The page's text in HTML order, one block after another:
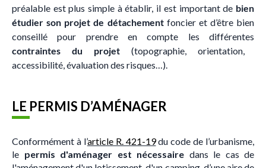
préalable est plus simple à établir, il est important de bien
étudier son projet de détachementfoncier et d’être bien
conseillé pour prendre en compte les différentes
contraintes du projet (topographie, orientation,
accessibilité, évaluation des risques…).
LE PERMIS D’AMÉNAGER
Conformément à l’article R. 421-19du code de l’urbanisme,
le permis d'aménager est nécessaire dans le cas de